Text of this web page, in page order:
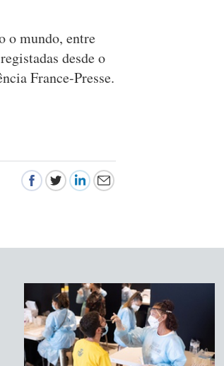
o mundo, entre
desde o
France-Presse.